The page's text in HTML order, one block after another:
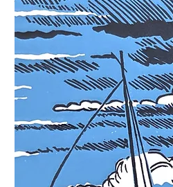
norskprodusert. Harrong arbeidet
hovedsakelig med
Finnmark, der
karakteristiske
værforholdene – ofte
samisk